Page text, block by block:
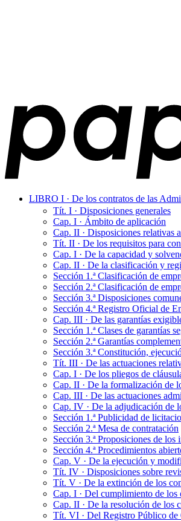
LIBRO I · De los contratos de las
Tít. I · Disposiciones generales
Cap. I · Ámbito de aplicación
Cap. II · Disposiciones relativas
Tít. II · De los requisitos para
Cap. I · De la capacidad y
Cap. II · De la clasificación y
Sección 1.ª Clasificación de
Sección 2.ª Clasificación de
Sección 3.ª Disposiciones
Sección 4.ª Registro Oficial de
Cap. III · De las garantías
Sección 1.ª Clases de garantías
Sección 2.ª Garantías
Sección 3.ª Constitución,
Tít. III · De las actuaciones
Cap. I · De los pliegos de
Cap. II · De la formalización de
Cap. III · De las actuaciones
Cap. IV · De la adjudicación de
Sección 1.ª Publicidad de
Sección 2.ª Mesa de contratación
Sección 3.ª Proposiciones de los
Sección 4.ª Procedimientos
Cap. V · De la ejecución y
Tít. IV · Disposiciones sobre
Tít. V · De la extinción de los
Cap. I · Del cumplimiento de los
Cap. II · De la resolución de los
Tít. VI · Del Registro Público de